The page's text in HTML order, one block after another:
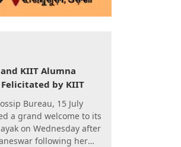
KIIT Alumna
by KIIT
Bureau, 15 July
a grand welcome to its
on Wednesday after
following her